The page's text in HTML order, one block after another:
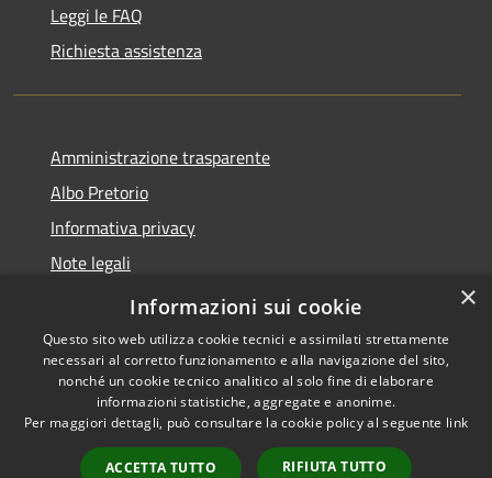
Leggi le FAQ
Richiesta assistenza
Amministrazione trasparente
Albo Pretorio
Informativa privacy
Note legali
Dichiarazione di accessibilità
Accessibilità
Copyright © 2021 •
Comune di Concesio •
Powered byMunicipium
×
Informazioni sui cookie
Questo sito web utilizza cookie tecnici e assimilati strettamente
necessari al corretto funzionamento e alla navigazione del sito,
nonché un cookie tecnico analitico al solo fine di elaborare
informazioni statistiche, aggregate e anonime.
Per maggiori dettagli, può consultare la cookie policy al seguente link
ACCETTA TUTTO RIFIUTA TUTTO